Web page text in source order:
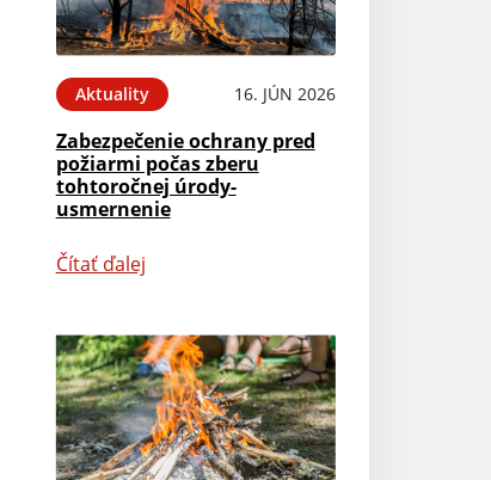
Aktuality 16. JÚN 2026
Zabezpečenie ochrany pred
požiarmi počas zberu
tohtoročnej úrody-
usmernenie
Čítať ďalej